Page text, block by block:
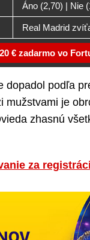
Áno (2,70) | Nie
Real Madrid
€ zadarmo vo
dopadol podľa
mužstvami je
zhasnú
za